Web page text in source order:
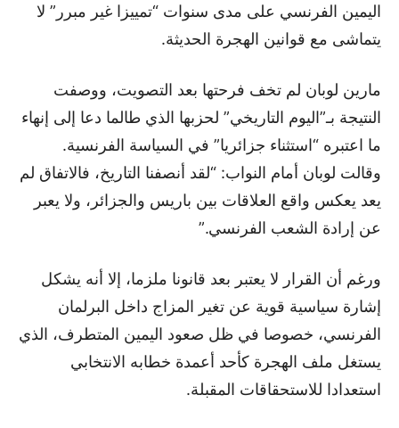
اليمين الفرنسي على مدى سنوات “تمييزا غير مبرر” لا
يتماشى مع قوانين الهجرة الحديثة.
مارين لوبان لم تخف فرحتها بعد التصويت، ووصفت
النتيجة بـ”اليوم التاريخي” لحزبها الذي طالما دعا إلى إنهاء
ما اعتبره “استثناء جزائريا” في السياسة الفرنسية.
وقالت لوبان أمام النواب: “لقد أنصفنا التاريخ، فالاتفاق لم
يعد يعكس واقع العلاقات بين باريس والجزائر، ولا يعبر
عن إرادة الشعب الفرنسي.”
ورغم أن القرار لا يعتبر بعد قانونا ملزما، إلا أنه يشكل
إشارة سياسية قوية عن تغير المزاج داخل البرلمان
الفرنسي، خصوصا في ظل صعود اليمين المتطرف، الذي
يستغل ملف الهجرة كأحد أعمدة خطابه الانتخابي
استعدادا للاستحقاقات المقبلة.